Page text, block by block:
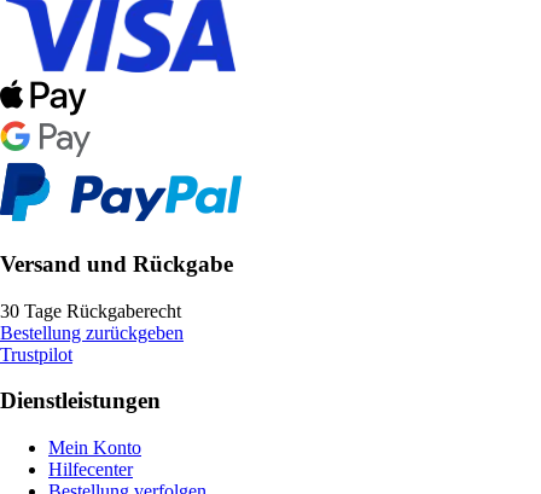
Versand und Rückgabe
30 Tage Rückgaberecht
Bestellung zurückgeben
Trustpilot
Dienstleistungen
Mein Konto
Hilfecenter